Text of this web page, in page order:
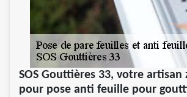
SOS Gouttières 33, votre artisan
pour pose anti feuille pour